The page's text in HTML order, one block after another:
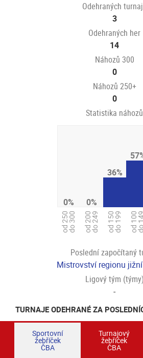
Odehraných
3
Odehraných her
14
Náhozů 300
0
Náhozů 250+
0
Statistika náhozů
0%
od 250do 300
0%
od 200do 249
36%
od 150do 199 od 100do 149
Poslední započítaný
Mistrovství regionu
Ligový tým (týmy)
-
TURNAJE ODEHRANÉ ZA
Sportovní
žebříček
ČBA
Turnajový
žebříček
ČBA